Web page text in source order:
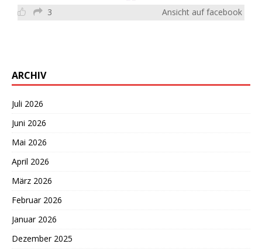
3 Ansicht auf facebook
ARCHIV
Juli 2026
Juni 2026
Mai 2026
April 2026
März 2026
Februar 2026
Januar 2026
Dezember 2025